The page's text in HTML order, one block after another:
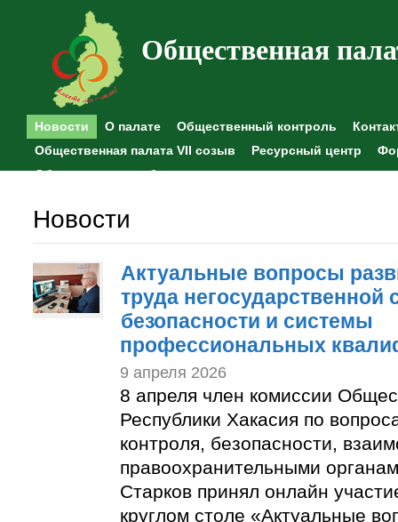
Общественная
Новости О палате Общественный контроль
Общественная палата VII созыв
Ресурсный центр
Общественные наблюдения
Новости
Актуальные вопросы
труда
безопасности и системы
профессиональных
9 апреля 2026
8 апреля член комиссии
Республики Хакасия по
контроля, безопасности,
правоохранительными
Старков принял онлайн
круглом столе «Актуальные